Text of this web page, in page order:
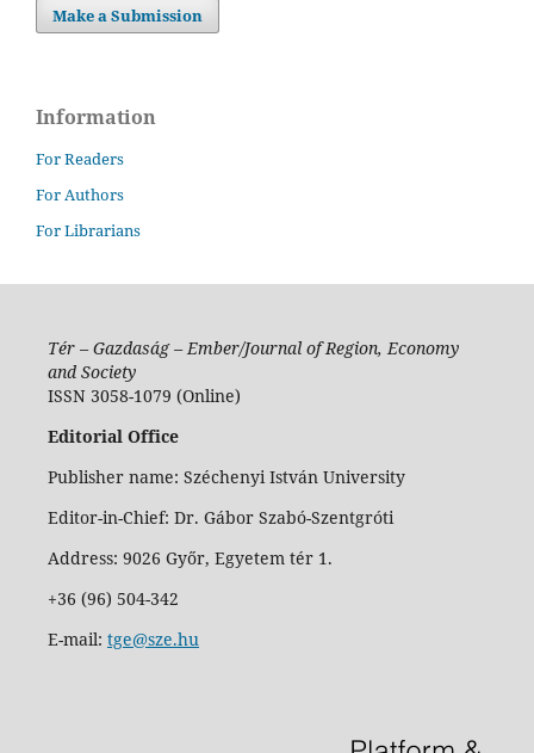
Make a Submission
Information
For Readers
For Authors
For Librarians
Tér – Gazdaság – Ember/Journal of Region, Economy
and Society
ISSN 3058-1079 (Online)
Editorial Office
Publisher name: Széchenyi István University
Editor-in-Chief: Dr. Gábor Szabó-Szentgróti
Address: 9026 Győr, Egyetem tér 1.
+36 (96) 504-342
E-mail: tge@sze.hu